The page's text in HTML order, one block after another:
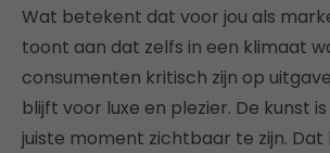
Wat betekent dat voor jou als
toont aan dat zelfs in een klimaat
consumenten kritisch zijn op
blijft voor luxe en plezier. De kunst
juiste moment zichtbaar te zijn.